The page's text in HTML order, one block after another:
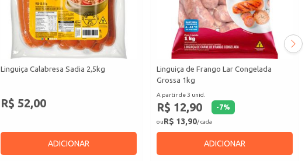
Linguiça Calabresa Sadia 2,5kg
R$ 52,00
ADICIONAR
Linguiça de Frango Lar Congelada
Grossa 1kg
A partir de 3 unid.
R$ 12,90 -7%
ouR$ 13,90/ cada
ADICIONAR